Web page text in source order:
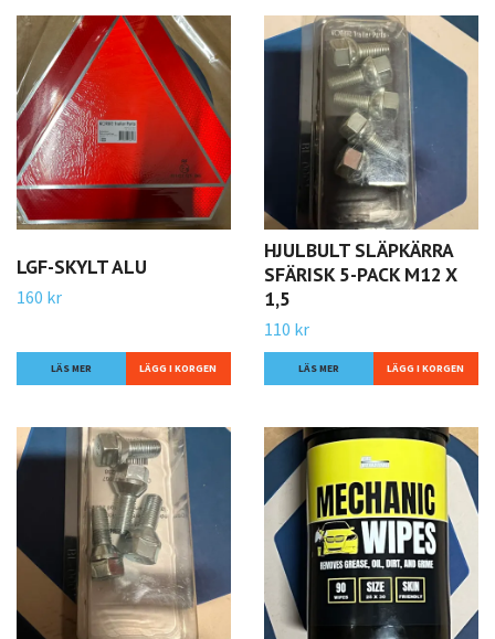
LGF-SKYLT ALU
160 kr
LÄS MER
HJULBULT SLÄPKÄRRA
SFÄRISK 5-PACK M12 X
1,5
110 kr
LÄS MER